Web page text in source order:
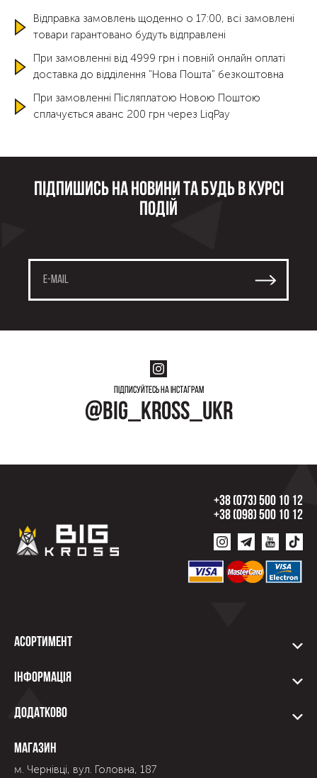
Відправка замовлень щоденно о 17:00, всі замовлені
товари гарантовано будуть відправлені
При замовленні від 4999 грн і повній онлайн оплаті
доставка до відділення "Нова Пошта" безкоштовна
При замовленні Післяплатою Новою Поштою
сплачується аванс 200 грн через LiqPay
Підпишись на новини та будь в курсі
подій
Підписуйтесь на інстаграм
@big_kross_ukr
+38 (073) 500 10 12
+38 (098) 500 10 12
Асортимент
Інформація
Додатково
Магазин
м. Чернівці, вул. Головна, 187